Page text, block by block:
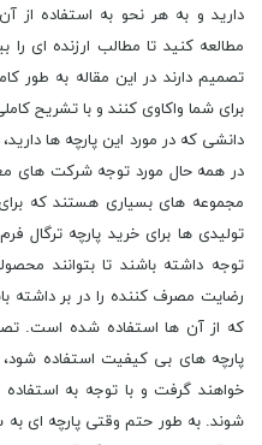
دارید و به هر نحو به استفاده از
مطالعه کنید تا مطالب ارزنده ای را
تصمیم دارند در این مقاله به طور
برای شما واکاوی کنند و با تشریح
دانشی که در مورد این پارچه ها
در همه حال مورد توجه شرکت های
مجموعه های بسیاری هستند که
تولیدی ها برای خرید پارچه ترگال
توجه داشته باشند تا بتوانند
رضایت مصرف کننده را در بر داشته
که از آن ها استفاده شده است.
پارچه های بی کیفیت استفاده
خواهند گرفت و با توجه به
شوند. به طور حتم وقتی پارچه ای به